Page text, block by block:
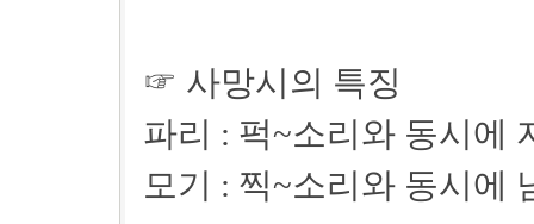
☞ 사망시의 특징
파리 : 퍽~소리와 동시에
모기 : 찍~소리와 동시에